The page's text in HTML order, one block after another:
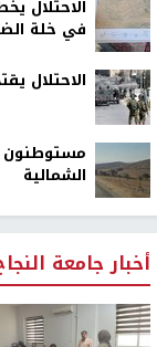
في خلة
الاحتلال
مستوطنون
الشمالية
أخبار جامعة